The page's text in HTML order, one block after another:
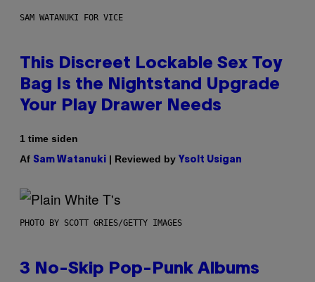
SAM WATANUKI FOR VICE
This Discreet Lockable Sex Toy
Bag Is the Nightstand Upgrade
Your Play Drawer Needs
1 time siden
Af Sam Watanuki | Reviewed by Ysolt Usigan
PHOTO BY SCOTT GRIES/GETTY IMAGES
3 No-Skip Pop-Punk Albums